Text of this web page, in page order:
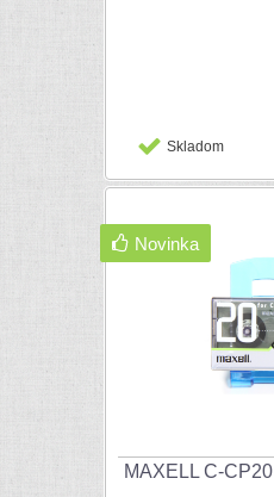
Skladom
MAXELL C-
Novinka